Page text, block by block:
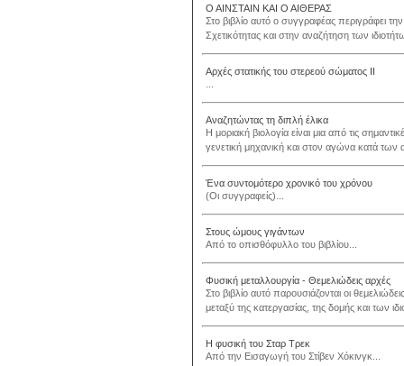
Ο ΑΙΝΣΤΑΙΝ ΚΑΙ Ο ΑΙΘΕΡΑΣ
Στο βιβλίο αυτό ο συγγραφέας περιγράφει
Σχετικότητας και στην αναζήτηση των
Αρχές στατικής του στερεού σώματος ΙΙ
Αναζητώντας τη διπλή έλικα
Η μοριακή βιολογία είναι μια από τις
γενετική μηχανική και στον αγώνα κατά
Ένα συντομότερο χρονικό του χρόνου
(Οι συγγραφείς)...
Στους ώμους γιγάντων
Από το οπισθόφυλλο του βιβλίου...
Φυσική μεταλλουργία - Θεμελιώδεις αρχές
Στο βιβλίο αυτό παρουσιάζονται οι
μεταξύ της κατεργασίας, της δομής και των
Η φυσική του Σταρ Τρεκ
Από την Εισαγωγή του Στίβεν Χόκινγκ...